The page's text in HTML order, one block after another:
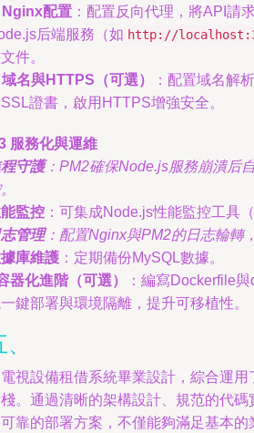
Nginx配置 ：配置反向代理，將API請
后端服務（如 http://
件。
域名與HTTPS（可選）
：配置域名解
證書，啟用HTTPS增強安全。
服務化與運維
守護：PM2確保Node.js服務崩潰后
監控 ：可集成Node.js性能監控工具
管理：配置Nginx與PM2的日志輪轉
庫維護 ：定期備份MySQL數據。
器化進階（可選）
：編寫Dockerfile
鍵部署與環境隔離，提升可移植性。
視設備租借系統畢業設計，綜合運
。通過清晰的架構設計、規范的代
靠的部署方案，不僅能夠滿足基本